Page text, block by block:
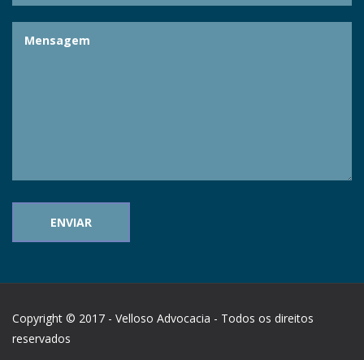
Copyright © 2017 - Velloso Advocacia - Todos os direitos
reservados